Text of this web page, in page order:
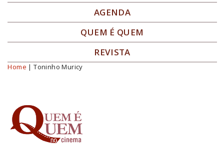
AGENDA
QUEM É QUEM
REVISTA
Você está aqui
Home | Toninho Muricy